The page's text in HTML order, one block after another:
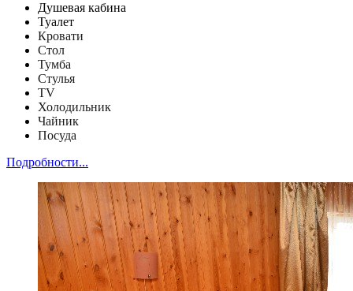
Душевая кабина
Туалет
Кровати
Стол
Тумба
Стулья
TV
Холодильник
Чайник
Посуда
Подробности...